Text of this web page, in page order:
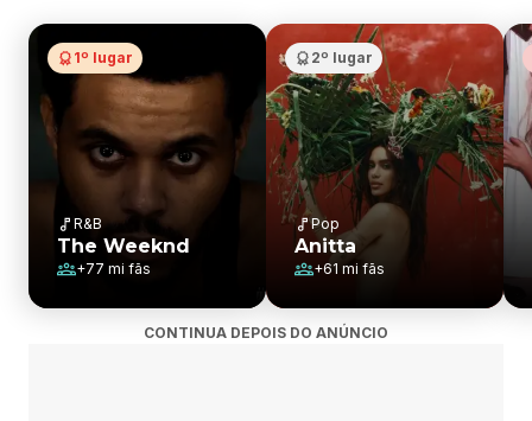
1º lugar
R&B
The Weeknd
+77 mi fãs
2º lugar
Pop
Anitta
+61 mi fãs
CONTINUA DEPOIS DO ANÚNCIO